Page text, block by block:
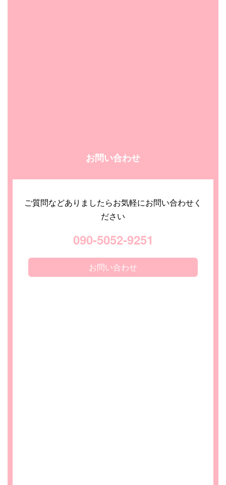
お問い合わせ
ご質問などありましたらお気軽にお問い合わせく
ださい
090-5052-9251
お問い合わせ